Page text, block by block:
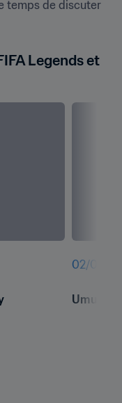
temps de discuter
Legends et
02/08
Umuri